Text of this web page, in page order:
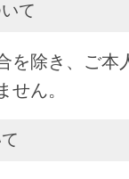
て
を除き、ご本
せん。